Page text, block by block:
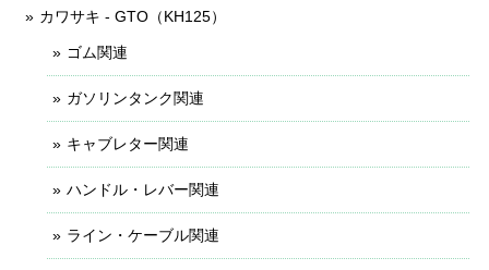
カワサキ - GTO（KH125）
ゴム関連
ガソリンタンク関連
キャブレター関連
ハンドル・レバー関連
ライン・ケーブル関連